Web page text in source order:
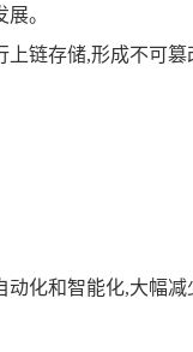
。
链存储,形成不可
动化和智能化,大幅